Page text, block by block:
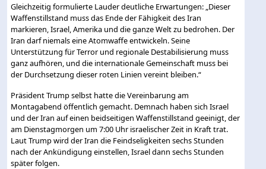
Gleichzeitig formulierte Lauder deutliche Erwartungen: „Dieser
Waffenstillstand muss das Ende der Fähigkeit des Iran
markieren, Israel, Amerika und die ganze Welt zu bedrohen. Der
Iran darf niemals eine Atomwaffe entwickeln. Seine
Unterstützung für Terror und regionale Destabilisierung muss
ganz aufhören, und die internationale Gemeinschaft muss bei
der Durchsetzung dieser roten Linien vereint bleiben.“
Präsident Trump selbst hatte die Vereinbarung am
Montagabend öffentlich gemacht. Demnach haben sich Israel
und der Iran auf einen beidseitigen Waffenstillstand geeinigt, der
am Dienstagmorgen um 7:00 Uhr israelischer Zeit in Kraft trat.
Laut Trump wird der Iran die Feindseligkeiten sechs Stunden
nach der Ankündigung einstellen, Israel dann sechs Stunden
später folgen.